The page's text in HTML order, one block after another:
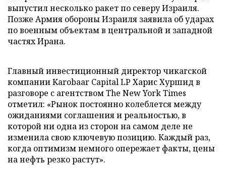
выпустил несколько ракет по северу Израиля.
Позже Армия обороны Израиля заявила об ударах
по военным объектам в центральной и западной
частях Ирана.
Главный инвестиционный директор чикагской
компании Karobaar Capital LP Харис Хуршид в
разговоре с агентством The New York Times
отметил: «Рынок постоянно колеблется между
ожиданиями соглашения и реальностью, в
которой ни одна из сторон на самом деле не
изменила свою ключевую позицию. Каждый раз,
когда оптимизм немного опережает факты, цены
на нефть резко растут».